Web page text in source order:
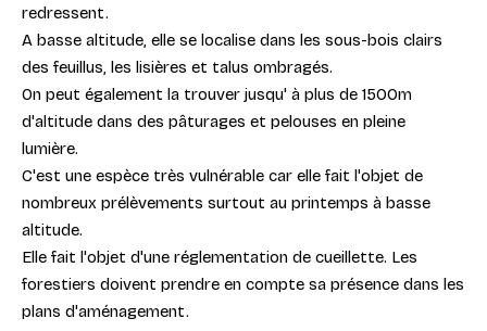
redressent.
A basse altitude, elle se localise dans les sous-bois clairs
des feuillus, les lisières et talus ombragés.
On peut également la trouver jusqu' à plus de 1500m
d'altitude dans des pâturages et pelouses en pleine
lumière.
C'est une espèce très vulnérable car elle fait l'objet de
nombreux prélèvements surtout au printemps à basse
altitude.
Elle fait l'objet d'une réglementation de cueillette. Les
forestiers doivent prendre en compte sa présence dans les
plans d'aménagement.